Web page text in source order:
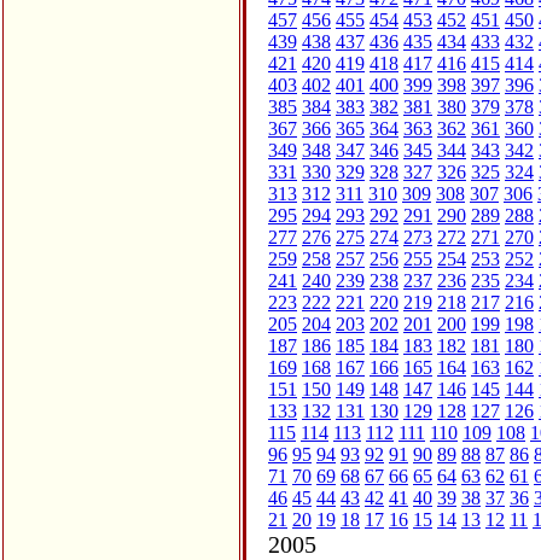
457 456 455 454 453 452 451 450
439 438 437 436 435 434 433 432
421 420 419 418 417 416 415 414
403 402 401 400 399 398 397 396
385 384 383 382 381 380 379 378
367 366 365 364 363 362 361 360
349 348 347 346 345 344 343 342
331 330 329 328 327 326 325 324
313 312 311 310 309 308 307 306
295 294 293 292 291 290 289 288
277 276 275 274 273 272 271 270
259 258 257 256 255 254 253 252
241 240 239 238 237 236 235 234
223 222 221 220 219 218 217 216
205 204 203 202 201 200 199 198
187 186 185 184 183 182 181 180
169 168 167 166 165 164 163 162
151 150 149 148 147 146 145 144
133 132 131 130 129 128 127 126
115 114 113 112 111 110 109 108
96 95 94 93 92 91 90 89 88 87 86
71 70 69 68 67 66 65 64 63 62 61
46 45 44 43 42 41 40 39 38 37 36
21 20 19 18 17 16 15 14 13 12 11
2005